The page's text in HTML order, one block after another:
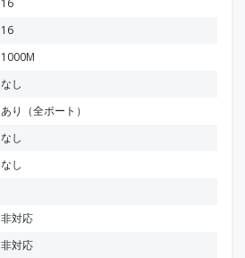
16
1000M
なし
あり（全ポート）
なし
なし
非対応
非対応